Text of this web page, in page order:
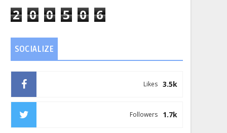
2 0 0 5 0 6
SOCIALIZE
3.5k
Likes
1.7k
Followers